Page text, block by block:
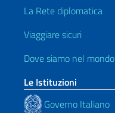
La Rete diplomatica
Viaggiare sicuri
Dove siamo nel mondo
Le Istituzioni
Governo Italiano